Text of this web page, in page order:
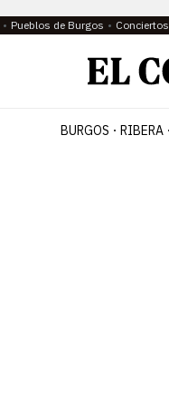
Pueblos de Burgos Conciertos
BURGOS RIBERA